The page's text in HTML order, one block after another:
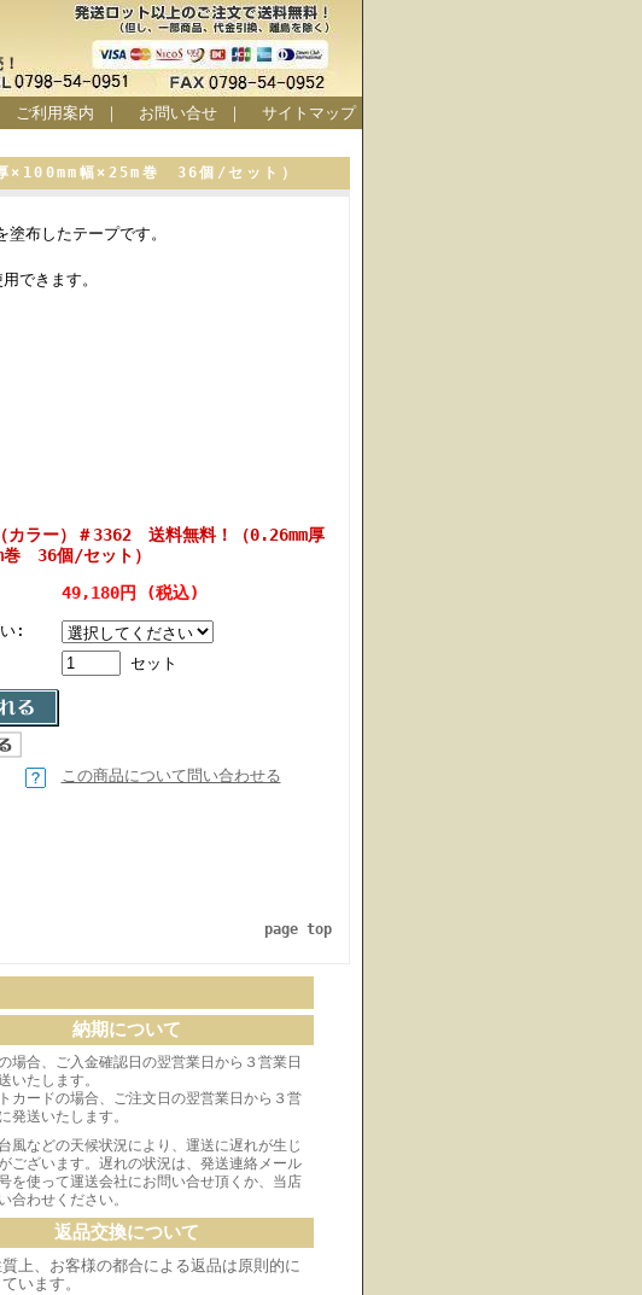
ご利用案内 ｜ お問い合せ｜ サイトマップ
×100mm幅×25m巻 36個/セット）
布したテープです。
できます。
カラー）＃3362 送料無料！（0.26mm厚
巻 36個/セット）
49,180円 (税込)
:
セット
この商品について問い合わせる
page top
納期について
場合、ご入金確認日の翌営業日から３営業日
いたします。
カードの場合、ご注文日の翌営業日から３営
発送いたします。
風などの天候状況により、運送に遅れが生じ
ございます。遅れの状況は、発送連絡メール
を使って運送会社にお問い合せ頂くか、当店
合わせください。
返品交換について
上、お客様の都合による返品は原則的に
います。